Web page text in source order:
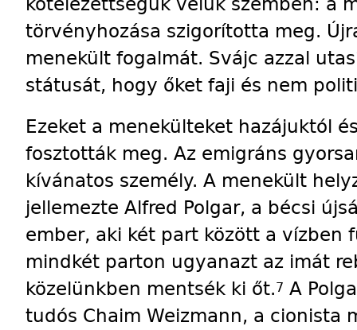
törvényhozása szigorította meg.
menekült fogalmát. Svájc azzal
státusát, hogy őket faji és nem
Ezeket a menekülteket hazájuktól
fosztották meg. Az emigráns
kívánatos személy. A menekült
jellemezte Alfred Polgar, a bécsi
ember, aki két part között a vízben
mindkét parton ugyanazt az imát
közelünkben mentsék ki őt.7 A
tudós Chaim Weizmann, a cionista